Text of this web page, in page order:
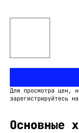
Для просмотра цен,
зарегистрируйтесь
Основные